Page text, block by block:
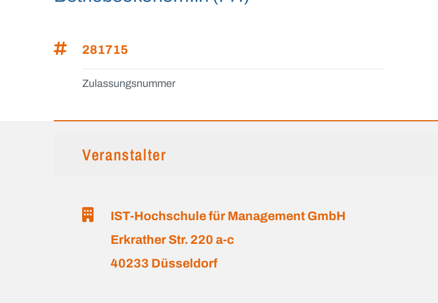
281715
Zulassungsnummer
Veranstalter
IST-Hochschule für Management GmbH
Erkrather Str. 220 a-c
40233 Düsseldorf